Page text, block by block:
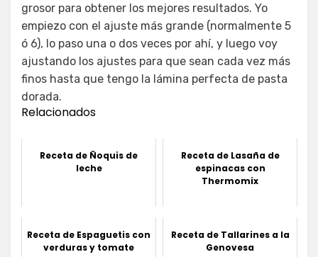
grosor para obtener los mejores resultados. Yo
empiezo con el ajuste más grande (normalmente 5
ó 6), lo paso una o dos veces por ahí, y luego voy
ajustando los ajustes para que sean cada vez más
finos hasta que tengo la lámina perfecta de pasta
dorada.
Relacionados
Receta de Ñoquis de
leche
Receta de Lasaña de
espinacas con
Thermomix
Receta de Espaguetis con
verduras y tomate
Receta de Tallarines a la
Genovesa